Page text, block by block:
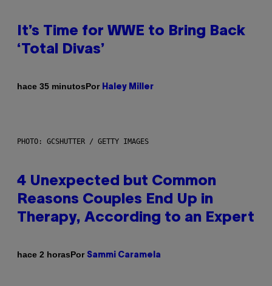
It’s Time for WWE to Bring Back
‘Total Divas’
hace 35 minutosPor Haley Miller
PHOTO: GCSHUTTER / GETTY IMAGES
4 Unexpected but Common
Reasons Couples End Up in
Therapy, According to an Expert
hace 2 horasPor Sammi Caramela